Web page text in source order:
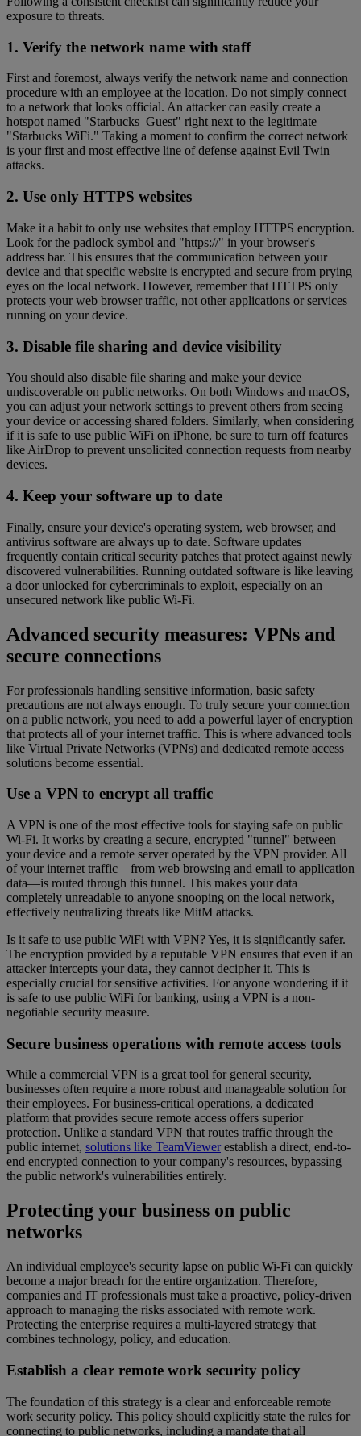
exposure to threats.
1. Verify the network name with staff
First and foremost, always verify the network name and connection
procedure with an employee at the location. Do not simply connect
to a network that looks official. An attacker can easily create a
hotspot named "Starbucks_Guest" right next to the legitimate
"Starbucks WiFi." Taking a moment to confirm the correct network
is your first and most effective line of defense against Evil Twin
attacks.
2. Use only HTTPS websites
Make it a habit to only use websites that employ HTTPS encryption.
Look for the padlock symbol and "https://" in your browser's
address bar. This ensures that the communication between your
device and that specific website is encrypted and secure from prying
eyes on the local network. However, remember that HTTPS only
protects your web browser traffic, not other applications or services
running on your device.
3. Disable file sharing and device visibility
You should also disable file sharing and make your device
undiscoverable on public networks. On both Windows and macOS,
you can adjust your network settings to prevent others from seeing
your device or accessing shared folders. Similarly, when considering
if it is safe to use public WiFi on iPhone, be sure to turn off features
like AirDrop to prevent unsolicited connection requests from nearby
devices.
4. Keep your software up to date
Finally, ensure your device's operating system, web browser, and
antivirus software are always up to date. Software updates
frequently contain critical security patches that protect against newly
discovered vulnerabilities. Running outdated software is like leaving
a door unlocked for cybercriminals to exploit, especially on an
unsecured network like public Wi-Fi.
Advanced security measures: VPNs and
secure connections
For professionals handling sensitive information, basic safety
precautions are not always enough. To truly secure your connection
on a public network, you need to add a powerful layer of encryption
that protects all of your internet traffic. This is where advanced tools
like Virtual Private Networks (VPNs) and dedicated remote access
solutions become essential.
Use a VPN to encrypt all traffic
A VPN is one of the most effective tools for staying safe on public
Wi-Fi. It works by creating a secure, encrypted "tunnel" between
your device and a remote server operated by the VPN provider. All
of your internet traffic—from web browsing and email to application
data—is routed through this tunnel. This makes your data
completely unreadable to anyone snooping on the local network,
effectively neutralizing threats like MitM attacks.
Is it safe to use public WiFi with VPN? Yes, it is significantly safer.
The encryption provided by a reputable VPN ensures that even if an
attacker intercepts your data, they cannot decipher it. This is
especially crucial for sensitive activities. For anyone wondering if it
is safe to use public WiFi for banking, using a VPN is a non-
negotiable security measure.
Secure business operations with remote access tools
While a commercial VPN is a great tool for general security,
businesses often require a more robust and manageable solution for
their employees. For business-critical operations, a dedicated
platform that provides secure remote access offers superior
protection. Unlike a standard VPN that routes traffic through the
public internet, solutions like TeamViewerestablish a direct, end-to-
end encrypted connection to your company's resources, bypassing
the public network's vulnerabilities entirely.
Protecting your business on public
networks
An individual employee's security lapse on public Wi-Fi can quickly
become a major breach for the entire organization. Therefore,
companies and IT professionals must take a proactive, policy-driven
approach to managing the risks associated with remote work.
Protecting the enterprise requires a multi-layered strategy that
combines technology, policy, and education.
Establish a clear remote work security policy
The foundation of this strategy is a clear and enforceable remote
work security policy. This policy should explicitly state the rules for
connecting to public networks, including a mandate that all